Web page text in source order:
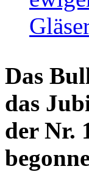
Das
das
der Nr.